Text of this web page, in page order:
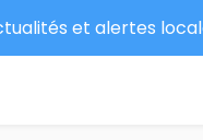
et alertes